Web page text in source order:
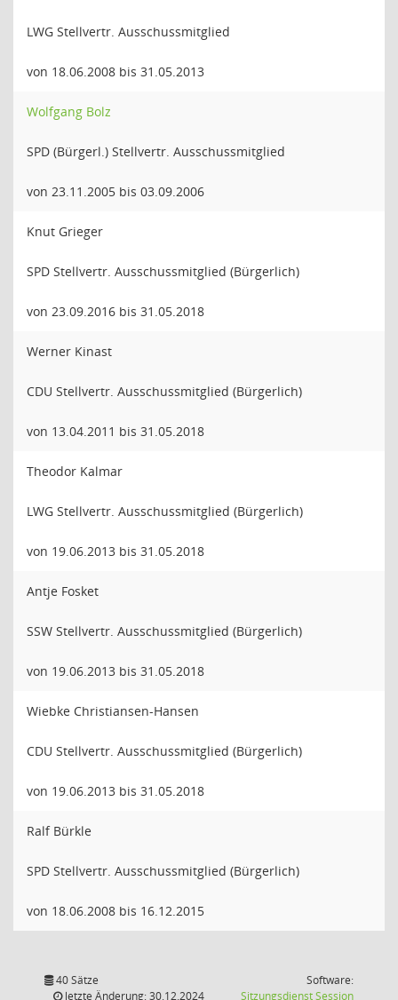
LWG Stellvertr. Ausschussmitglied
von 18.06.2008 bis 31.05.2013
Wolfgang Bolz
SPD (Bürgerl.) Stellvertr. Ausschussmitglied
von 23.11.2005 bis 03.09.2006
Knut Grieger
SPD Stellvertr. Ausschussmitglied (Bürgerlich)
von 23.09.2016 bis 31.05.2018
Werner Kinast
CDU Stellvertr. Ausschussmitglied (Bürgerlich)
von 13.04.2011 bis 31.05.2018
Theodor Kalmar
LWG Stellvertr. Ausschussmitglied (Bürgerlich)
von 19.06.2013 bis 31.05.2018
Antje Fosket
SSW Stellvertr. Ausschussmitglied (Bürgerlich)
von 19.06.2013 bis 31.05.2018
Wiebke Christiansen-Hansen
CDU Stellvertr. Ausschussmitglied (Bürgerlich)
von 19.06.2013 bis 31.05.2018
Ralf Bürkle
SPD Stellvertr. Ausschussmitglied (Bürgerlich)
von 18.06.2008 bis 16.12.2015
40 Sätze
letzte Änderung: 30.12.2024
Software:
SitzungsdienstSession(Wird in